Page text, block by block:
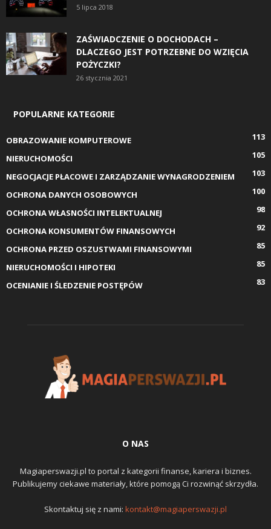
5 lipca 2018
ZAŚWIADCZENIE O DOCHODACH –
DLACZEGO JEST POTRZEBNE DO WZIĘCIA
POŻYCZKI?
26 stycznia 2021
POPULARNE KATEGORIE
OBRAZOWANIE KOMPUTEROWE
113
NIERUCHOMOŚCI
105
NEGOCJACJE PŁACOWE I ZARZĄDZANIE WYNAGRODZENIEM
103
OCHRONA DANYCH OSOBOWYCH
100
OCHRONA WŁASNOŚCI INTELEKTUALNEJ
98
OCHRONA KONSUMENTÓW FINANSOWYCH
92
OCHRONA PRZED OSZUSTWAMI FINANSOWYMI
85
NIERUCHOMOŚCI I HIPOTEKI
85
OCENIANIE I ŚLEDZENIE POSTĘPÓW
83
O NAS
Magiaperswazji.pl to portal z kategorii finanse, kariera i biznes.
Publikujemy ciekawe materiały, które pomogą Ci rozwinąć skrzydła.
Skontaktuj się z nami: kontakt@magiaperswazji.pl